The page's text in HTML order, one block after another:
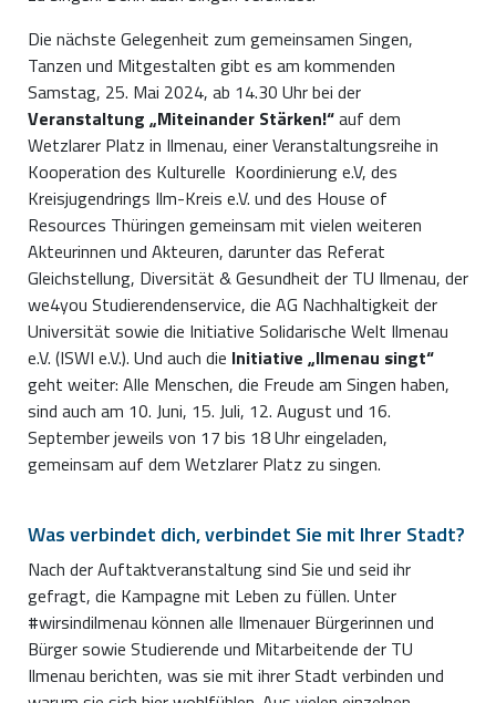
Die nächste Gelegenheit zum gemeinsamen Singen,
Tanzen und Mitgestalten gibt es am kommenden
Samstag, 25. Mai 2024, ab 14.30 Uhr bei der
Veranstaltung „Miteinander Stärken!“auf dem
Wetzlarer Platz in Ilmenau, einer Veranstaltungsreihe in
Kooperation des Kulturelle Koordinierung e.V, des
Kreisjugendrings Ilm-Kreis e.V. und des House of
Resources Thüringen gemeinsam mit vielen weiteren
Akteurinnen und Akteuren, darunter das Referat
Gleichstellung, Diversität & Gesundheit der TU Ilmenau, der
we4you Studierendenservice, die AG Nachhaltigkeit der
Universität sowie die Initiative Solidarische Welt Ilmenau
e.V. (ISWI e.V.). Und auch die Initiative „Ilmenau singt“
geht weiter: Alle Menschen, die Freude am Singen haben,
sind auch am 10. Juni, 15. Juli, 12. August und 16.
September jeweils von 17 bis 18 Uhr eingeladen,
gemeinsam auf dem Wetzlarer Platz zu singen.
Was verbindet dich, verbindet Sie mit Ihrer Stadt?
Nach der Auftaktveranstaltung sind Sie und seid ihr
gefragt, die Kampagne mit Leben zu füllen. Unter
#wirsindilmenau können alle Ilmenauer Bürgerinnen und
Bürger sowie Studierende und Mitarbeitende der TU
Ilmenau berichten, was sie mit ihrer Stadt verbinden und